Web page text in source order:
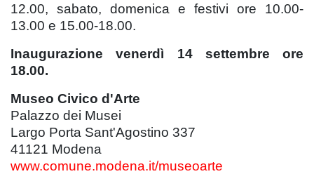
12.00, sabato, domenica e festivi ore 10.00-
13.00 e 15.00-18.00.
Inaugurazione venerdì 14 settembre ore
18.00.
Museo Civico d'Arte
Palazzo dei Musei
Largo Porta Sant'Agostino 337
41121 Modena
www.comune.modena.it/museoarte